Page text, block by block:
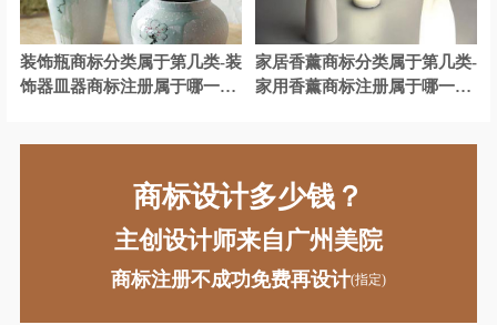
装饰瓶商标分类属于第几类-装
饰器皿器商标注册属于哪一
家居香薰商标分类属于第几类-
家用香薰商标注册属于哪一
商标设计多少钱？
主创设计师来自广州美院
商标注册不成功免费再设计(指定)